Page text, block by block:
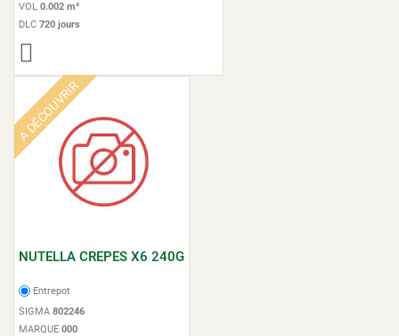
VOL 0.002 m³
DLC 720 jours
A DÉCOUVRIR
NUTELLA CREPES X6 240G
Entrepot
SIGMA 802246
MARQUE 000